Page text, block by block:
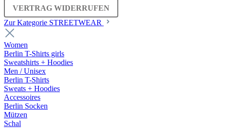
VERTRAG WIDERRUFEN
Zur Kategorie STREETWEAR
Women
Berlin T-Shirts girls
Sweatshirts + Hoodies
Men / Unisex
Berlin T-Shirts
Sweats + Hoodies
Accessoires
Berlin Socken
Mützen
Schal